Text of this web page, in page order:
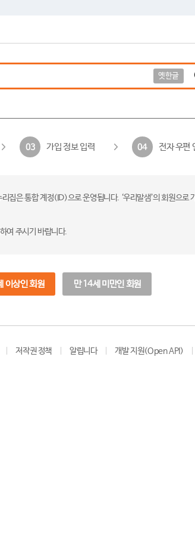
옛한글
03 가입 정보 입력 04 전자 우편
집은 통합 계정(ID)으로 운영됩니다. ‘우리말샘’의 회원으
여 주시기 바랍니다.
이상인 회원 만 14세 미만인 회원
저작권 정책 알립니다 개발 지원(Open API)